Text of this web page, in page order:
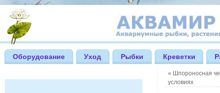
Оборудование Уход Рыбки Креветки
« Шпороносная
условиях